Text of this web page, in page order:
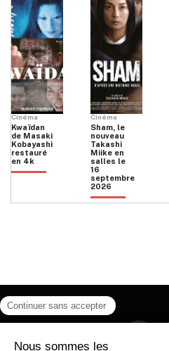
Cinéma
Kwaïdan
de Masaki
Kobayashi
restauré
en 4k
Cinéma
Sham, le
nouveau
Takashi
Miike en
salles le
16
septembre
2026